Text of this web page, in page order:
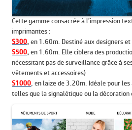
Cette gamme consacrée à l’impression
imprimantes :
S300,en 1.60m. Destiné aux designers
S500,en 1.60m. Elle ciblera des
nécessitant pas de surveillance grâce à
vêtements et accessoires)
S1000, en laize de 3.20m. Idéale pour
telles que la signalétique ou la décoration